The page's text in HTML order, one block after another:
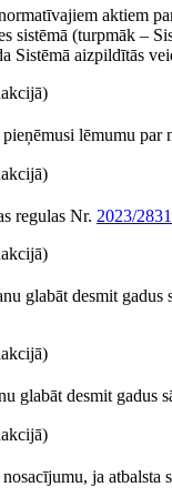
aktiem
sistēmā (turpmāk –
Sistēmā aizpildītās
lēmumu
regulas Nr. 2023/2831
glabāt desmit gadus
glabāt desmit gadus
ja atbalsta